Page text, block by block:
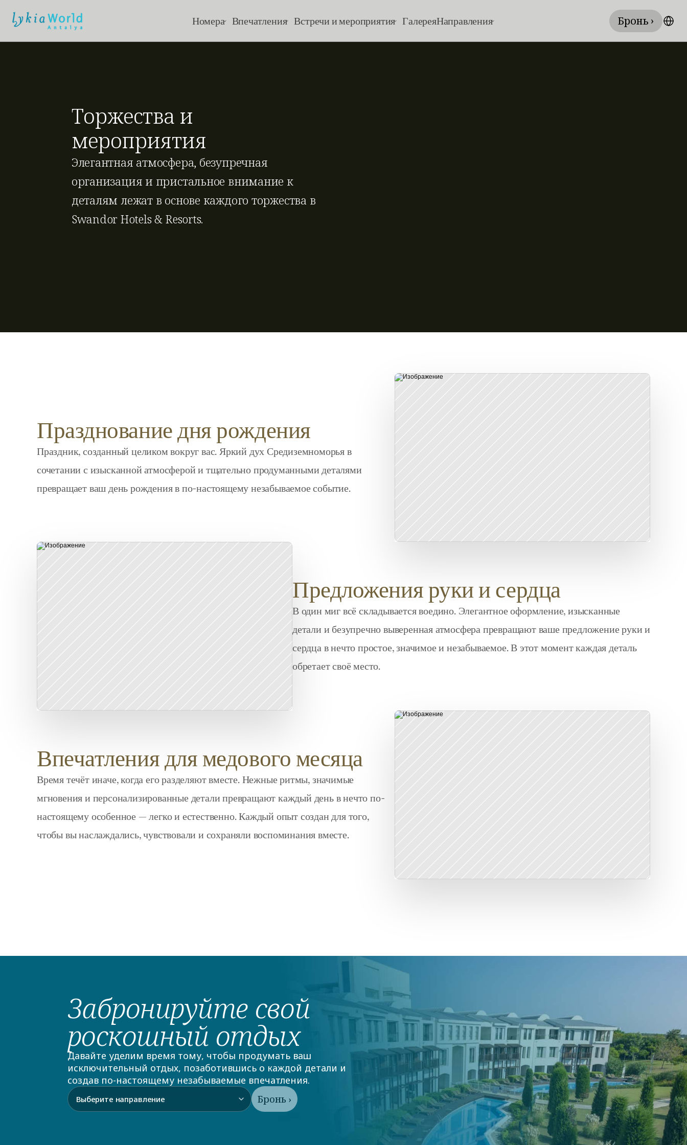
Торжества и
мероприятия
Элегантная атмосфера, безупречная
организация и пристальное внимание к
деталям лежат в основе каждого торжества в
Swandor Hotels & Resorts.
Празднование дня рождения
Праздник, созданный целиком вокруг вас. Яркий дух Средиземноморья в
сочетании с изысканной атмосферой и тщательно продуманными деталями
превращает ваш день рождения в по-настоящему незабываемое событие.
Предложения руки и сердца
В один миг всё складывается воедино. Элегантное оформление, изысканные
детали и безупречно выверенная атмосфера превращают ваше предложение руки и
сердца в нечто простое, значимое и незабываемое. В этот момент каждая деталь
обретает своё место.
Впечатления для медового месяца
Время течёт иначе, когда его разделяют вместе. Нежные ритмы, значимые
мгновения и персонализированные детали превращают каждый день в нечто по-
настоящему особенное — легко и естественно. Каждый опыт создан для того,
чтобы вы наслаждались, чувствовали и сохраняли воспоминания вместе.
Забронируйте свой
роскошный отдых
Давайте уделим время тому, чтобы продумать ваш
исключительный отдых, позаботившись о каждой детали и
создав по-настоящему незабываемые впечатления.
Бронь ›
Номера Впечатления Встречи и мероприятия ГалереяНаправления Бронь ›